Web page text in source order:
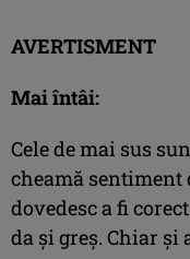
AVERTISMENT
Mai întâi:
Cele de mai sus
cheamă sentiment
dovedesc a fi
da şi greş. Chiar şi